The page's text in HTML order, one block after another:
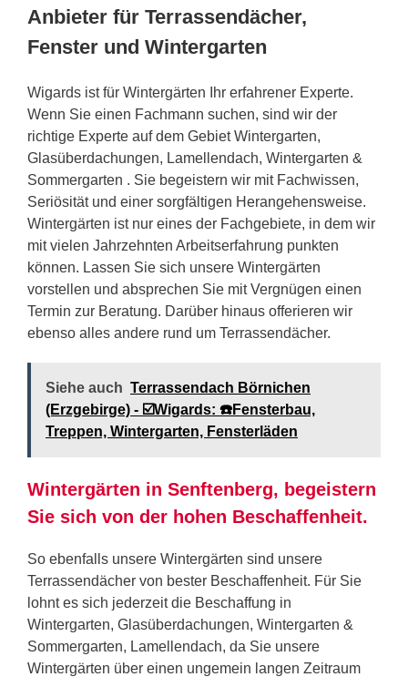
Anbieter für Terrassendächer,
Fenster und Wintergarten
Wigards ist für Wintergärten Ihr erfahrener Experte.
Wenn Sie einen Fachmann suchen, sind wir der
richtige Experte auf dem Gebiet Wintergarten,
Glasüberdachungen, Lamellendach, Wintergarten &
Sommergarten . Sie begeistern wir mit Fachwissen,
Seriösität und einer sorgfältigen Herangehensweise.
Wintergärten ist nur eines der Fachgebiete, in dem wir
mit vielen Jahrzehnten Arbeitserfahrung punkten
können. Lassen Sie sich unsere Wintergärten
vorstellen und absprechen Sie mit Vergnügen einen
Termin zur Beratung. Darüber hinaus offerieren wir
ebenso alles andere rund um Terrassendächer.
Siehe auch Terrassendach Börnichen
(Erzgebirge) - ☑️Wigards: ☎️Fensterbau,
Treppen, Wintergarten, Fensterläden
Wintergärten in Senftenberg, begeistern
Sie sich von der hohen Beschaffenheit.
So ebenfalls unsere Wintergärten sind unsere
Terrassendächer von bester Beschaffenheit. Für Sie
lohnt es sich jederzeit die Beschaffung in
Wintergarten, Glasüberdachungen, Wintergarten &
Sommergarten, Lamellendach, da Sie unsere
Wintergärten über einen ungemein langen Zeitraum